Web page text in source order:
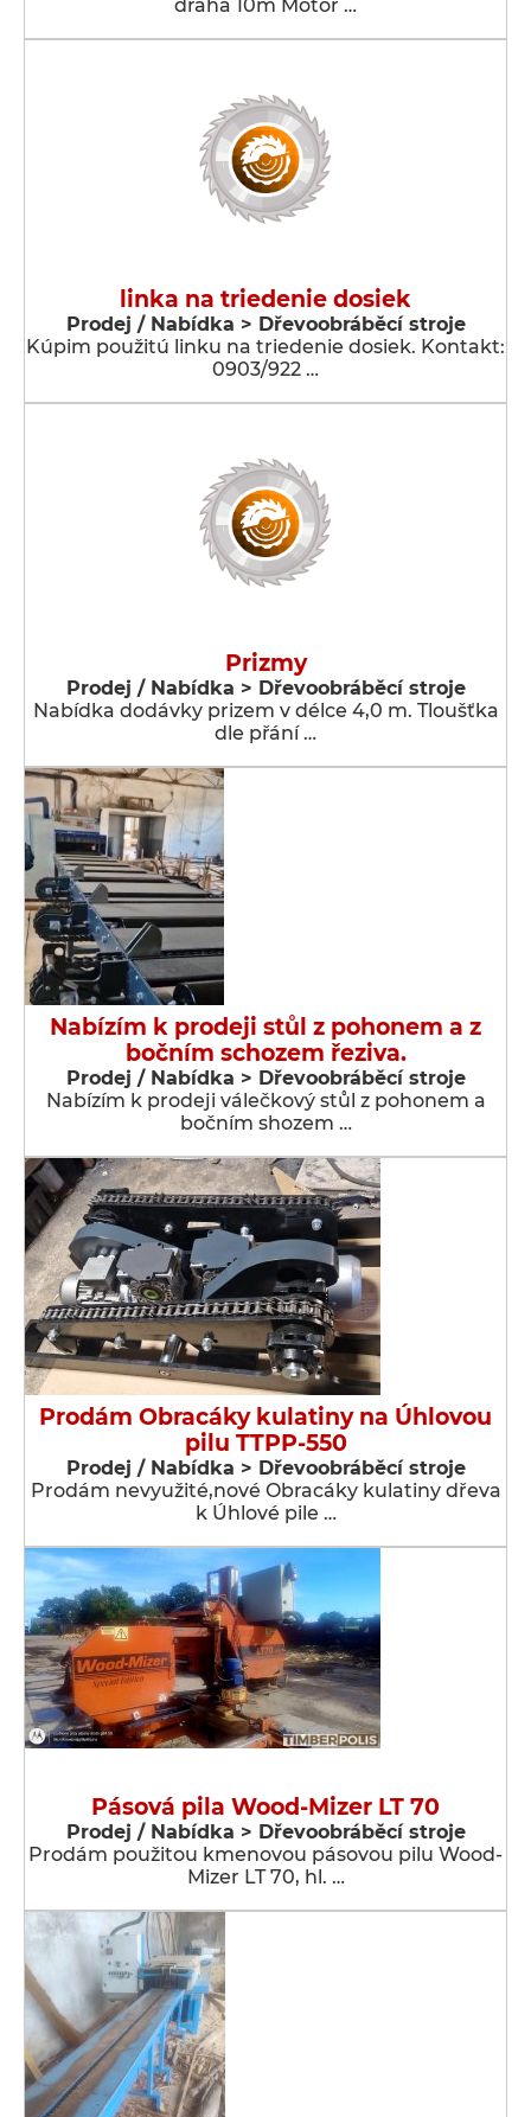
dráha 10m Motor …
linka na triedenie dosiek
Prodej / Nabídka > Dřevoobráběcí stroje
Kúpim použitú linku na triedenie dosiek. Kontakt:
0903/922 …
Prizmy
Prodej / Nabídka > Dřevoobráběcí stroje
Nabídka dodávky prizem v délce 4,0 m. Tloušťka
dle přání …
Nabízím k prodeji stůl z pohonem a z
bočním schozem řeziva.
Prodej / Nabídka > Dřevoobráběcí stroje
Nabízím k prodeji válečkový stůl z pohonem a
bočním shozem …
Prodám Obracáky kulatiny na Úhlovou
pilu TTPP-550
Prodej / Nabídka > Dřevoobráběcí stroje
Prodám nevyužité,nové Obracáky kulatiny dřeva
k Úhlové pile …
Pásová pila Wood-Mizer LT 70
Prodej / Nabídka > Dřevoobráběcí stroje
Prodám použitou kmenovou pásovou pilu Wood-
Mizer LT 70, hl. …